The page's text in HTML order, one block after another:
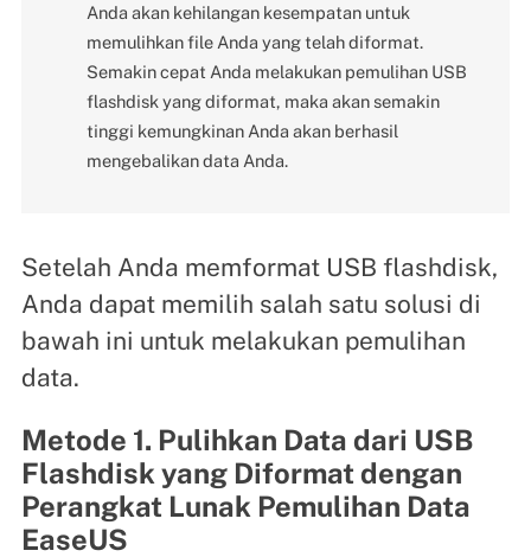
Anda akan kehilangan kesempatan untuk
memulihkan file Anda yang telah diformat.
Semakin cepat Anda melakukan pemulihan USB
flashdisk yang diformat, maka akan semakin
tinggi kemungkinan Anda akan berhasil
mengebalikan data Anda.
Setelah Anda memformat USB flashdisk,
Anda dapat memilih salah satu solusi di
bawah ini untuk melakukan pemulihan
data.
Metode 1. Pulihkan Data dari USB
Flashdisk yang Diformat dengan
Perangkat Lunak Pemulihan Data
EaseUS